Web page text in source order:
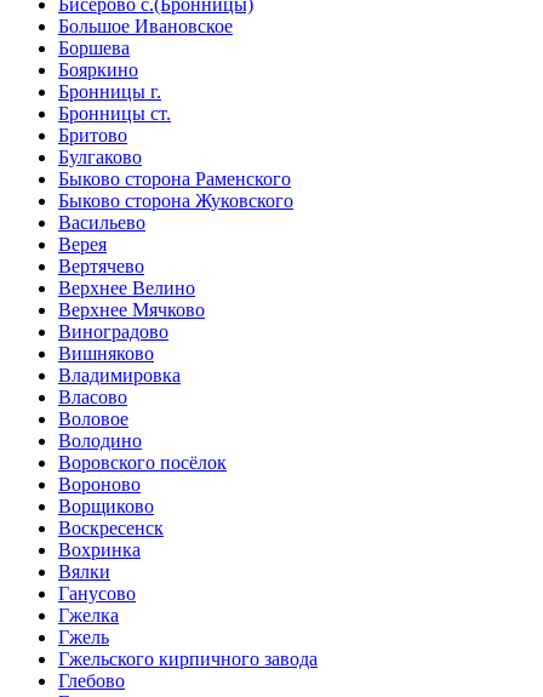
Бисерово с.(Бронницы)
Большое Ивановское
Боршева
Бояркино
Бронницы г.
Бронницы ст.
Бритово
Булгаково
Быково сторона Раменского
Быково сторона Жуковского
Васильево
Верея
Вертячево
Верхнее Велино
Верхнее Мячково
Виноградово
Вишняково
Владимировка
Власово
Воловое
Володино
Воровского посёлок
Вороново
Ворщиково
Воскресенск
Вохринка
Вялки
Ганусово
Гжелка
Гжель
Гжельского кирпичного завода
Глебово